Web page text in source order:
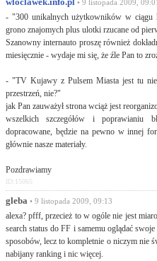
wloclawek.info.pl • 9 listopada 2009, 09:01
- "300 unikalnych użytkowników w
grono znajomych plus ulotki rzucane od
Szanowny internauto proszę również
miesięcznie - wydaje mi się, że źle Pan to
- "TV Kujawy z Pulsem Miasta jest tu nie
przestrzeń, nie?"
jak Pan zauważył strona wciąż jest
wszelkich szczegółów i poprawianiu
dopracowane, będzie na pewno w innej
głównie nasze materiały.
Pozdrawiamy
ID:15065
gleba • 9 listopada 2009, 09:13
alexa? pfff, przecież to w ogóle nie jest
search status do FF i samemu oglądać
sposobów, lecz to kompletnie o niczym nie
nabijany ranking i nic więcej.